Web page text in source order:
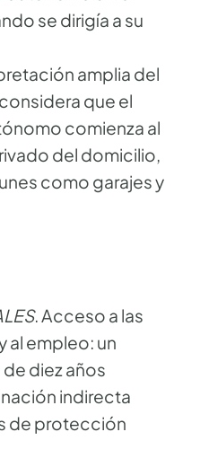
se dirigía a su
amplia del
que el
comienza al
del domicilio,
como garajes y
. Acceso a las
al empleo: un
diez años
indirecta
de protección